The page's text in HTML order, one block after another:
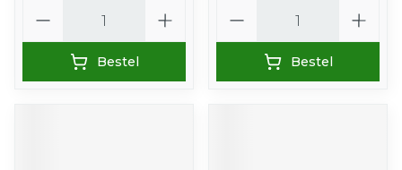
Bestel Bestel